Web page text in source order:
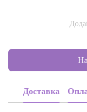
Доставка